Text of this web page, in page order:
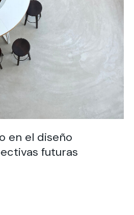
en el diseño
futuras